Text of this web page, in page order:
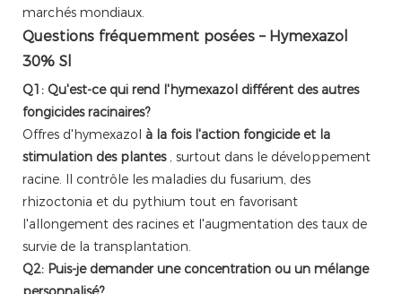
marchés mondiaux.
Questions fréquemment posées – Hymexazol
30% Sl
Q1: Qu'est-ce qui rend l'hymexazol différent des autres
fongicides racinaires?
Offres d'hymexazol à la fois l'action fongicide et la
stimulation des plantes , surtout dans le développement
racine. Il contrôle les maladies du fusarium, des
rhizoctonia et du pythium tout en favorisant
l'allongement des racines et l'augmentation des taux de
survie de la transplantation.
Q2: Puis-je demander une concentration ou un mélange